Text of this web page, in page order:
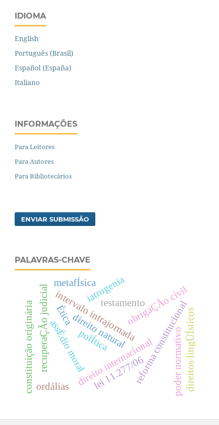
IDIOMA
English
Português (Brasil)
Español (España)
Italiano
INFORMAÇÕES
Para Leitores
Para Autores
Para Bibliotecários
ENVIAR SUBMISSÃO
PALAVRAS-CHAVE
assÉdio moral
intervalo intrajornada
direito internacionalreforma constitucional
obrigaÇÃo civil
direito natural
recuperaÇÃo judicial testamento
direitos lingÜÍsticos
constituição originária poder normativo
polÍtica
lei 11.277/06
iatrogenia
Ética
ordálias
metafÍsica